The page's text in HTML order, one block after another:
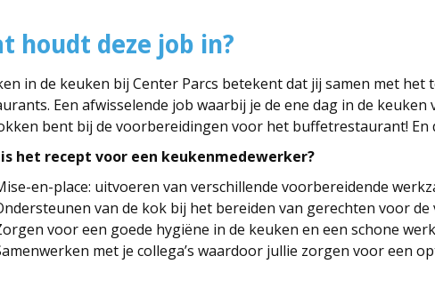
houdt deze job in?
in de keuken bij Center Parcs betekent dat jij samen met
Een afwisselende job waarbij je de ene dag in de
bent bij de voorbereidingen voor het buffetrestaurant! En
het recept voor een keukenmedewerker?
en-place: uitvoeren van verschillende voorbereidende
van de kok bij het bereiden van gerechten voor
voor een goede hygiëne in de keuken en een schone
met je collega’s waardoor jullie zorgen voor een